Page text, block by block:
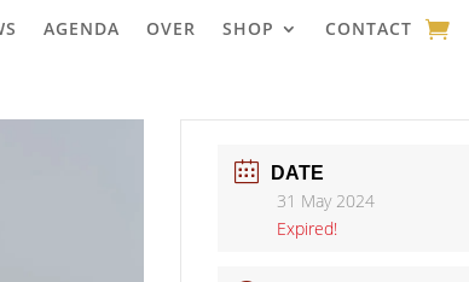
AGENDA OVER SHOP CONTACT
DATE
31 May 2024
Expired!